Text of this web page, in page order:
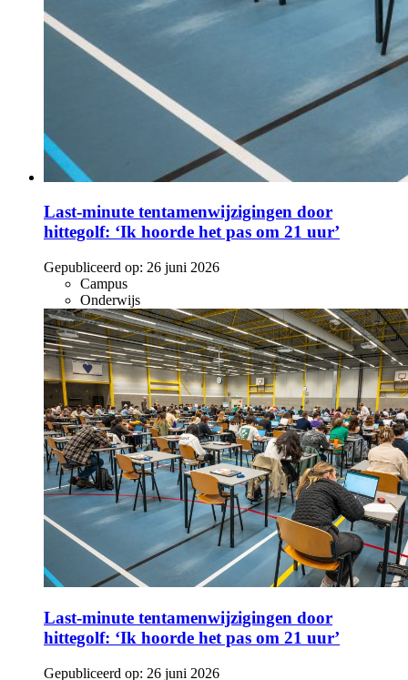
Last-minute tentamenwijzigingen door
hittegolf: ‘Ik hoorde het pas om 21 uur’
Gepubliceerd op: 26 juni 2026
Campus
Onderwijs
Last-minute tentamenwijzigingen door
hittegolf: ‘Ik hoorde het pas om 21 uur’
Gepubliceerd op: 26 juni 2026